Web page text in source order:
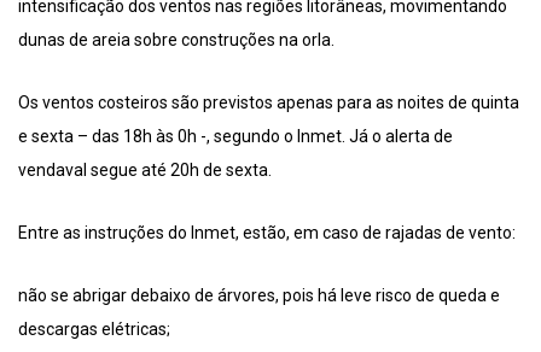
intensificação dos ventos nas regiões litorâneas, movimentando
dunas de areia sobre construções na orla.
Os ventos costeiros são previstos apenas para as noites de quinta
e sexta – das 18h às 0h -, segundo o Inmet. Já o alerta de
vendaval segue até 20h de sexta.
Entre as instruções do Inmet, estão, em caso de rajadas de vento:
não se abrigar debaixo de árvores, pois há leve risco de queda e
descargas elétricas;